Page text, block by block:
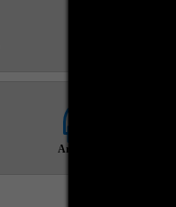
Art en Eveil